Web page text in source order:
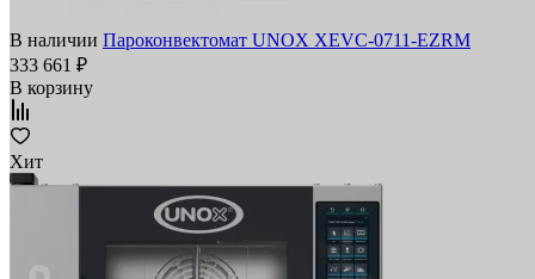
В наличии Пароконвектомат UNOX XEVC-0711-EZRM
333 661 ₽
В корзину
Хит